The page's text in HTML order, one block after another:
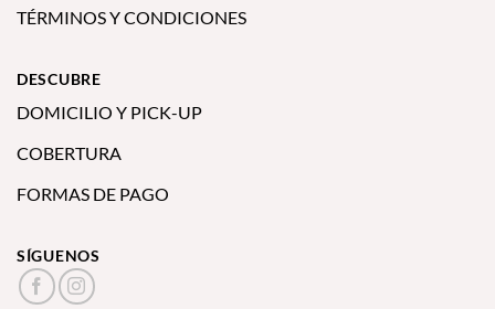
TÉRMINOS Y CONDICIONES
DESCUBRE
DOMICILIO Y PICK-UP
COBERTURA
FORMAS DE PAGO
SÍGUENOS